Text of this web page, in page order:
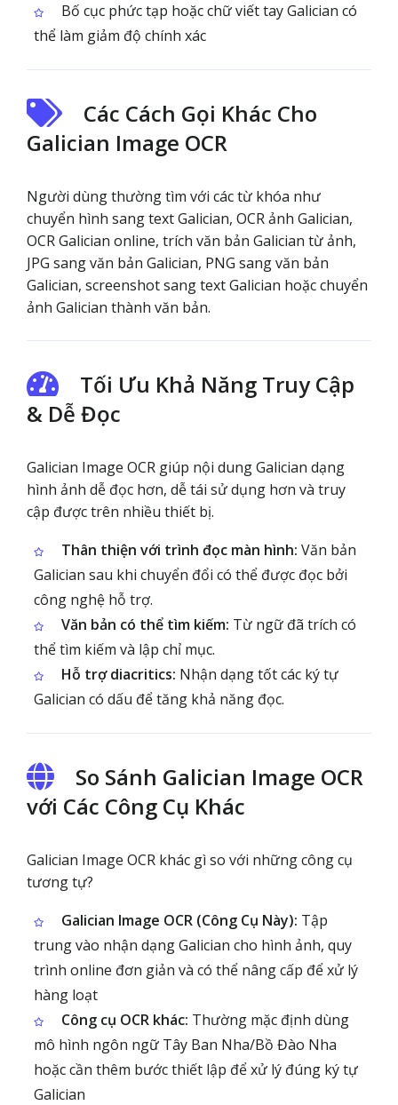
Bố cục phức tạp hoặc chữ viết tay Galician có
thể làm giảm độ chính xác
Các Cách Gọi Khác Cho
Galician Image OCR
Người dùng thường tìm với các từ khóa như
chuyển hình sang text Galician, OCR ảnh Galician,
OCR Galician online, trích văn bản Galician từ ảnh,
JPG sang văn bản Galician, PNG sang văn bản
Galician, screenshot sang text Galician hoặc chuyển
ảnh Galician thành văn bản.
Tối Ưu Khả Năng Truy Cập
& Dễ Đọc
Galician Image OCR giúp nội dung Galician dạng
hình ảnh dễ đọc hơn, dễ tái sử dụng hơn và truy
cập được trên nhiều thiết bị.
Thân thiện với trình đọc màn hình: Văn bản
Galician sau khi chuyển đổi có thể được đọc bởi
công nghệ hỗ trợ.
Văn bản có thể tìm kiếm: Từ ngữ đã trích có
thể tìm kiếm và lập chỉ mục.
Hỗ trợ diacritics: Nhận dạng tốt các ký tự
Galician có dấu để tăng khả năng đọc.
So Sánh Galician Image OCR
với Các Công Cụ Khác
Galician Image OCR khác gì so với những công cụ
tương tự?
Galician Image OCR (Công Cụ Này): Tập
trung vào nhận dạng Galician cho hình ảnh, quy
trình online đơn giản và có thể nâng cấp để xử lý
hàng loạt
Công cụ OCR khác: Thường mặc định dùng
mô hình ngôn ngữ Tây Ban Nha/Bồ Đào Nha
hoặc cần thêm bước thiết lập để xử lý đúng ký tự
Galician